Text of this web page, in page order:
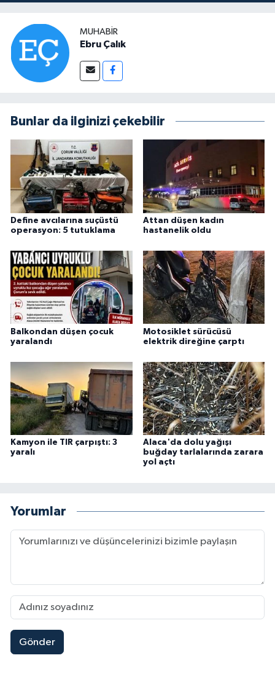
MUHABIR
Ebru Çalık
Bunlar da ilginizi çekebilir
Define avcılarına suçüstü
operasyon: 5 tutuklama
Attan düşen kadın
hastanelik oldu
Balkondan düşen çocuk
yaralandı
Motosiklet sürücüsü
elektrik direğine çarptı
Kamyon ile TIR çarpıştı: 3
yaralı
Alaca'da dolu yağışı
buğday tarlalarında zarara
yol açtı
Yorumlar
Gönder